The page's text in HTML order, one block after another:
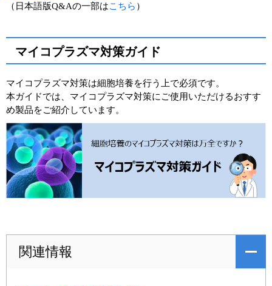
（日本語版Q&Aの一部はこちら ）
マイコプラズマ対策ガイド
マイコプラズマ対策は細胞培養を行う上で必須です。
本ガイドでは、マイコプラズマ対策にご使用いただけるおすす
め製品をご紹介しています。
関連情報